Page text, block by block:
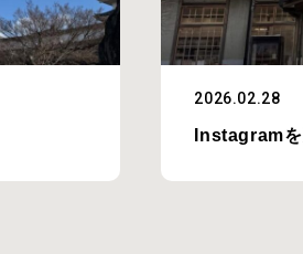
2026.02.28
Instagram